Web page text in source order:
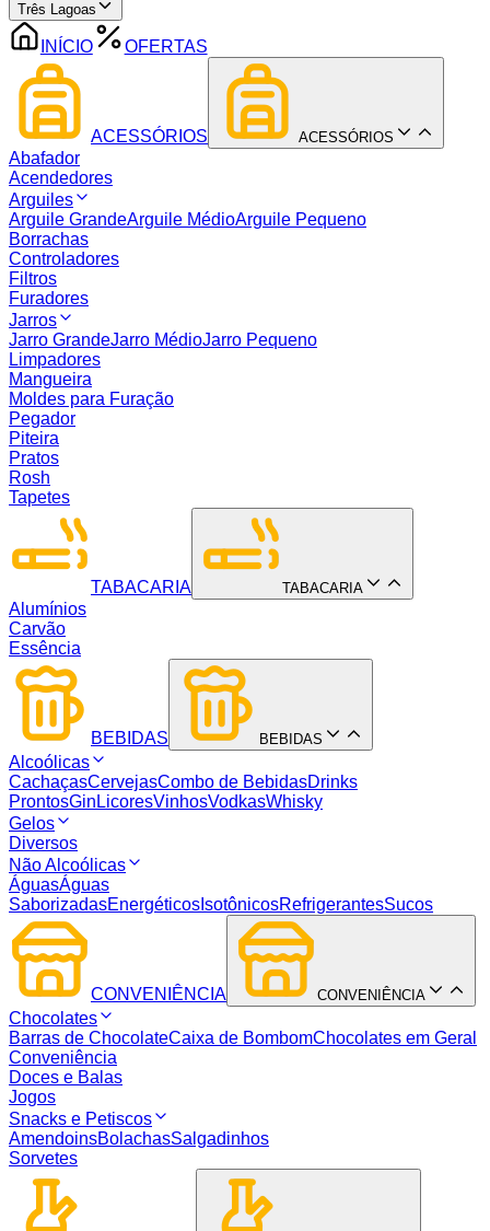
Três Lagoas
INÍCIO OFERTAS
ACESSÓRIOS ACESSÓRIOS
Abafador
Acendedores
Arguiles
Arguile GrandeArguile MédioArguile Pequeno
Borrachas
Controladores
Filtros
Furadores
Jarros
Jarro GrandeJarro MédioJarro Pequeno
Limpadores
Mangueira
Moldes para Furação
Pegador
Piteira
Pratos
Rosh
Tapetes
TABACARIA TABACARIA
Alumínios
Carvão
Essência
BEBIDAS BEBIDAS
Alcoólicas
CachaçasCervejasCombo de BebidasDrinks
ProntosGin LicoresVinhosVodkasWhisky
Gelos
Diversos
Não Alcoólicas
ÁguasÁguas
SaborizadasEnergéticos IsotônicosRefrigerantesSucos
CONVENIÊNCIA CONVENIÊNCIA
Chocolates
Barras de ChocolateCaixa de BombomChocolates em Geral
Conveniência
Doces e Balas
Jogos
Snacks e Petiscos
AmendoinsBolachasSalgadinhos
Sorvetes